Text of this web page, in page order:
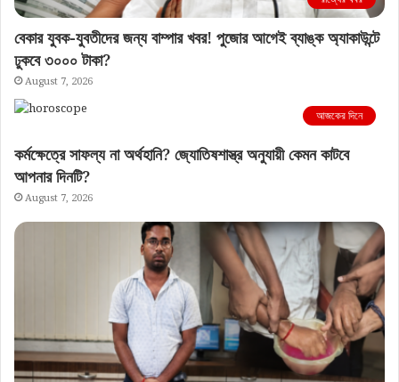
বেকার যুবক-যুবতীদের জন্য বাম্পার খবর! পুজোর আগেই ব্যাঙ্ক অ্যাকাউন্টে
ঢুকবে ৩০০০ টাকা?
August 7, 2026
আজকের দিনে
কর্মক্ষেত্রে সাফল্য না অর্থহানি? জ্যোতিষশাস্ত্র অনুযায়ী কেমন কাটবে
আপনার দিনটি?
August 7, 2026